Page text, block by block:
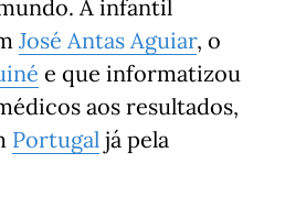
A infantil
José Antas Aguiar, o
e que informatizou
aos resultados,
Portugal já pela